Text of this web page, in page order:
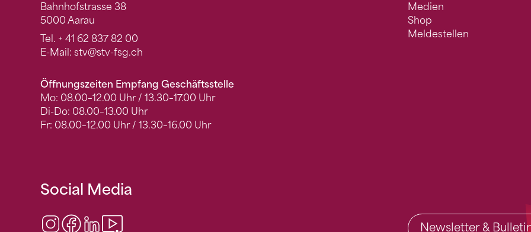
Bahnhofstrasse 38
5000 Aarau
Tel. + 41 62 837 82 00
E-Mail: stv@stv-fsg.ch
Öffnungszeiten Empfang Geschäftsstelle
Mo: 08.00–12.00 Uhr / 13.30–17.00 Uhr
Di-Do: 08.00–13.00 Uhr
Fr: 08.00–12.00 Uhr / 13.30–16.00 Uhr
Medien
Shop
Meldestellen
Social Media
Instagram
Facebook
LinkedIn Newsletter &